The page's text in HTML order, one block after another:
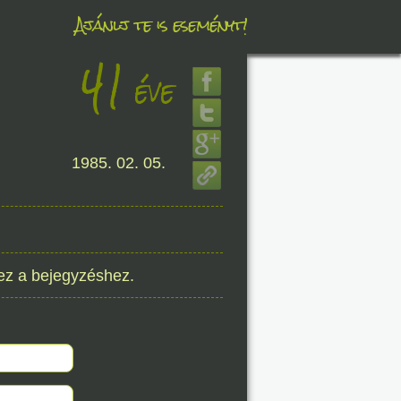
Ajánlj te is eseményt!
07.
41 éve
1985. 02. 05.
a bejegyzéshez.